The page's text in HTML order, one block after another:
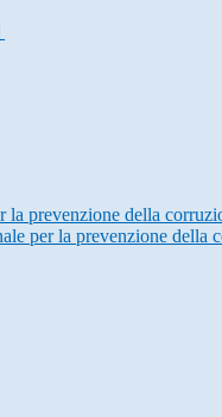
la prevenzione della
per la prevenzione della